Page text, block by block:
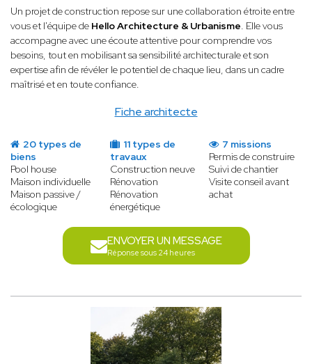
Fiche architecte
Un projet de construction repose sur une collaboration étroite entre
vous et l'équipe de Hello Architecture & Urbanisme. Elle vous
accompagne avec une écoute attentive pour comprendre vos
besoins, tout en mobilisant sa sensibilité architecturale et son
expertise afin de révéler le potentiel de chaque lieu, dans un cadre
maîtrisé et en toute confiance.
20 types de
biens
Pool house
Maison individuelle
Maison passive /
écologique
11 types de
travaux
Construction neuve
Rénovation
Rénovation
énergétique
7 missions
Permis de construire
Suivi de chantier
Visite conseil avant
achat
ENVOYER UN MESSAGE
Réponse sous 24 heures